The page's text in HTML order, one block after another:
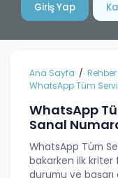
Giriş Yap
Ana Sayfa
Rehber
WhatsApp Tüm
WhatsApp
Sanal
WhatsApp Tüm
bakarken ilk kriter
durumu ve başarı